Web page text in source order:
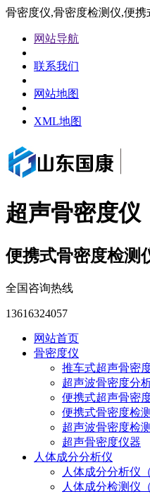
骨密度仪,骨密度检测仪,便
网站导航
联系我们
网站地图
XML地图
超声骨密度仪
便携式骨密度检测
全国咨询热线
13616324057
网站首页
骨密度仪
推车式超声骨密
超声波骨密度分
便携式超声骨密
便携式骨密度检
超声波骨密度检
超声骨密度仪器
人体成分分析仪
人体成分分析仪
人体成分检测仪